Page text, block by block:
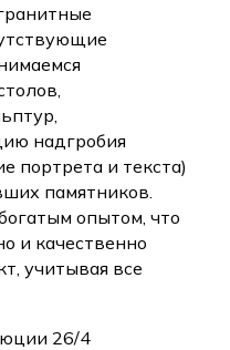
надгробия
портрета и текста)
памятников.
опытом, что
и качественно
учитывая все
26/4